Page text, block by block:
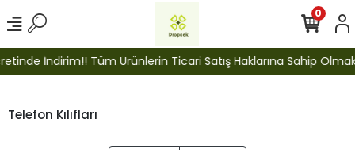
İndirim!! Tüm Ürünlerin Ticari Satış Haklarına Sahip
0
Telefon Kılıfları